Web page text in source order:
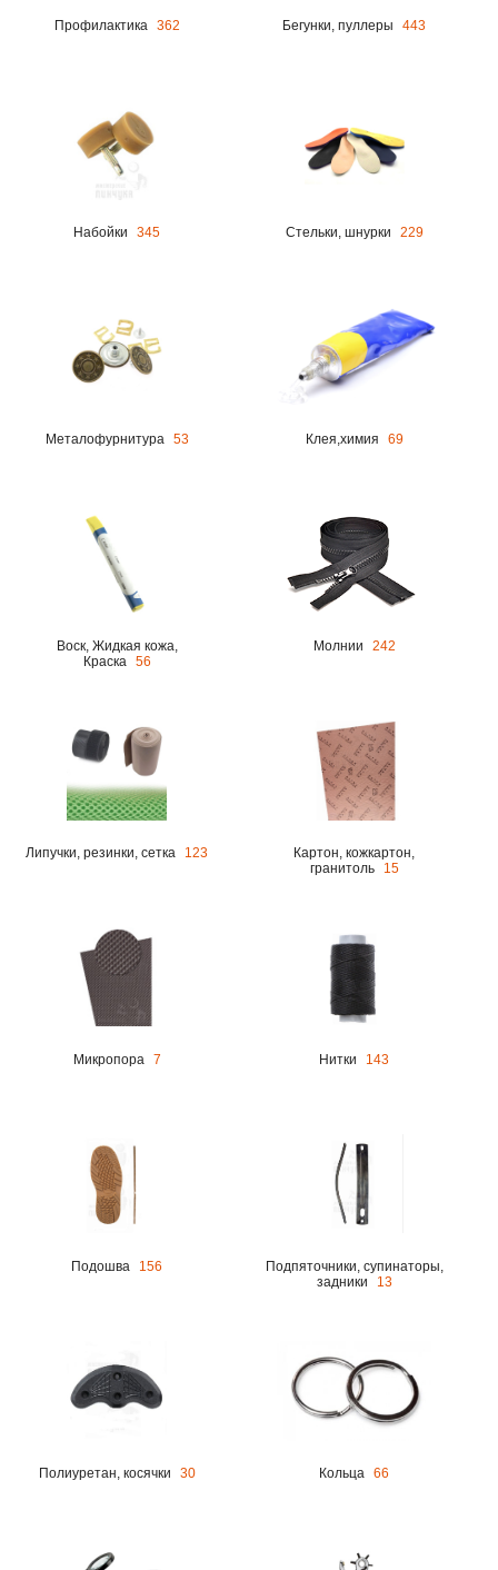
Профилактика 362 Бегунки, пуллеры 443
Набойки 345 Стельки, шнурки 229
Металофурнитура 53 Клея,химия 69
Воск, Жидкая кожа,
Краска
56
Молнии 242
Липучки, резинки, сетка 123
Картон, кожкартон,
гранитоль
15
Микропора 7 Нитки 143
Подошва 156
Подпяточники, супинаторы,
задники
13
Полиуретан, косячки 30 Кольца 66